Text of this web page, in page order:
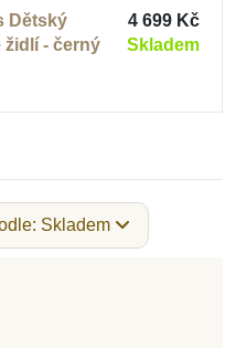
Dětský
židlí - černý
4 699 Kč
Skladem
Skladem